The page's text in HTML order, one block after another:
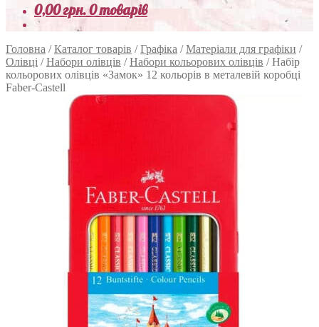
0,00грн.0 товарів
Головна /Каталог товарів /Графіка /Матеріали для графіки /
Олівці /Набори олівців /Набори кольорових олівців /Набір
кольорових олівців «Замок» 12 кольорів в металевій коробці
Faber-Castell